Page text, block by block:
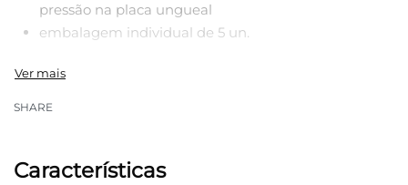
pressão na placa ungueal
embalagem individual de 5 un.
SHARE
Características